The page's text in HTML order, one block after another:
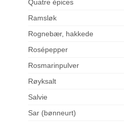
Quatre épices
Ramsløk
Rognebær, hakkede
Rosépepper
Rosmarinpulver
Røyksalt
Salvie
Sar (bønneurt)